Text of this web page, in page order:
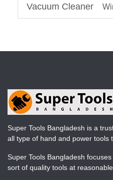
Vacuum Cleaner
Super Tools Bangladesh is a
all type of hand and power tools
Super Tools Bangladesh
sort of quality tools at